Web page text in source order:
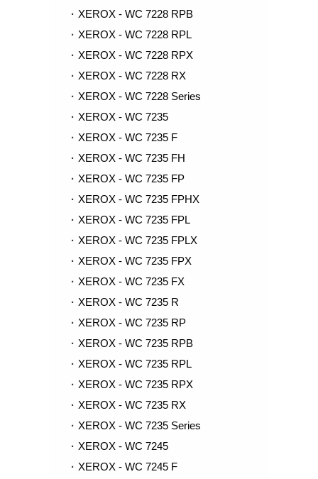
XEROX - WC 7228 RPB
XEROX - WC 7228 RPL
XEROX - WC 7228 RPX
XEROX - WC 7228 RX
XEROX - WC 7228 Series
XEROX - WC 7235
XEROX - WC 7235 F
XEROX - WC 7235 FH
XEROX - WC 7235 FP
XEROX - WC 7235 FPHX
XEROX - WC 7235 FPL
XEROX - WC 7235 FPLX
XEROX - WC 7235 FPX
XEROX - WC 7235 FX
XEROX - WC 7235 R
XEROX - WC 7235 RP
XEROX - WC 7235 RPB
XEROX - WC 7235 RPL
XEROX - WC 7235 RPX
XEROX - WC 7235 RX
XEROX - WC 7235 Series
XEROX - WC 7245
XEROX - WC 7245 F